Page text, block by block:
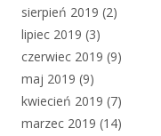
sierpień 2019 (2)
lipiec 2019 (3)
czerwiec 2019 (9)
maj 2019 (9)
kwiecień 2019 (7)
marzec 2019 (14)